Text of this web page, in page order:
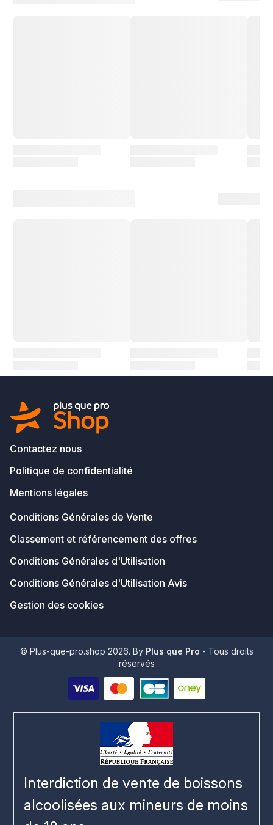
Contactez nous
Politique de confidentialité
Mentions légales
Conditions Générales de Vente
Classement et référencement des offres
Conditions Générales d'Utilisation
Conditions Générales d'Utilisation Avis
Gestion des cookies
© Plus-que-pro.shop 2026. By Plus que Pro - Tous droits
réservés
Interdiction de vente de boissons
alcoolisées aux mineurs de moins